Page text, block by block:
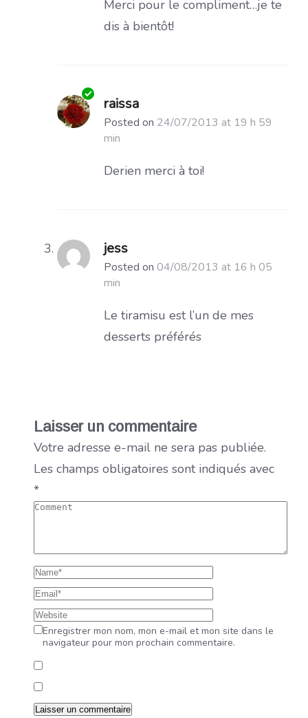
Merci pour le compliment…je te
dis à bientôt!
raissa
Posted on 24/07/2013 at 19 h 59
min
Derien merci à toi!
jess
Posted on 04/08/2013 at 16 h 05
min
Le tiramisu est l’un de mes
desserts préférés
Laisser un commentaire
Votre adresse e-mail ne sera pas publiée.
Les champs obligatoires sont indiqués avec
*
Enregistrer mon nom, mon e-mail et mon site dans le
navigateur pour mon prochain commentaire.